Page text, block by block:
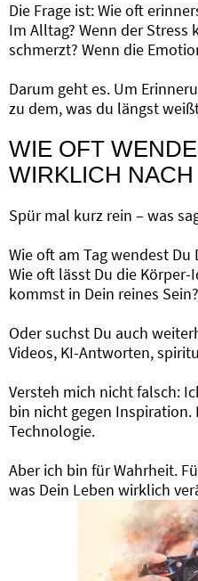
Die Frage ist: Wie oft
Im Alltag? Wenn der Stress
schmerzt? Wenn die
Darum geht es. Um
zu dem, was du längst
WIE OFT
WIRKLICH
Spür mal kurz rein – was
Wie oft am Tag wendest
Wie oft lässt Du die
kommst in Dein reines Sein?
Oder suchst Du auch
Videos, KI-Antworten,
Versteh mich nicht falsch:
bin nicht gegen Inspiration.
Technologie.
Aber ich bin für Wahrheit.
was Dein Leben wirklich